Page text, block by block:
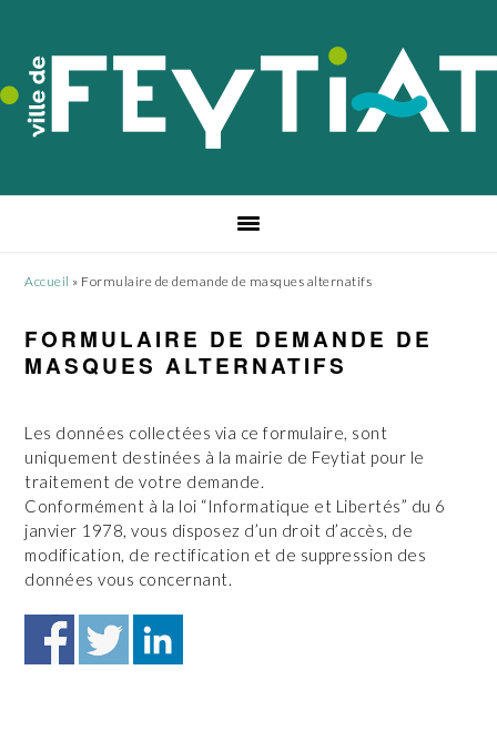
navigation
principale
contenu
principal
pied
de
page
Accueil » Formulaire de demande de masques alternatifs
FORMULAIRE DE DEMANDE DE
MASQUES ALTERNATIFS
Les données collectées via ce formulaire, sont
uniquement destinées à la mairie de Feytiat pour le
traitement de votre demande.
Conformément à la loi “Informatique et Libertés” du 6
janvier 1978, vous disposez d’un droit d’accès, de
modification, de rectification et de suppression des
données vous concernant.